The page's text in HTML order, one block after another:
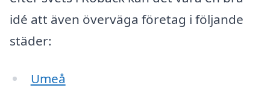
idé att även överväga företag i följande
städer:
Umeå